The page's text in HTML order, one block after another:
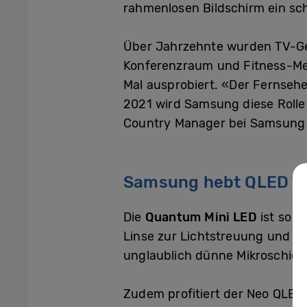
rahmenlosen Bildschirm ein
Über Jahrzehnte wurden TV-
Konferenzraum und Fitness-
Mal ausprobiert. «Der
2021 wird Samsung diese
Country Manager bei
Samsung hebt QLED
Die Quantum Mini LED ist so
Linse zur Lichtstreuung und
unglaublich dünne
Zudem profitiert der Neo